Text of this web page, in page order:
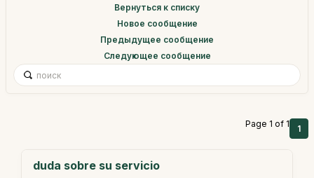
Вернуться к списку
Новое сообщение
Предыдущее сообщение
Следующее сообщение
Page 1 of 1 1
duda sobre su servicio